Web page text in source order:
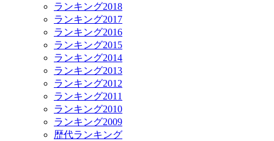
ランキング2018
ランキング2017
ランキング2016
ランキング2015
ランキング2014
ランキング2013
ランキング2012
ランキング2011
ランキング2010
ランキング2009
歴代ランキング